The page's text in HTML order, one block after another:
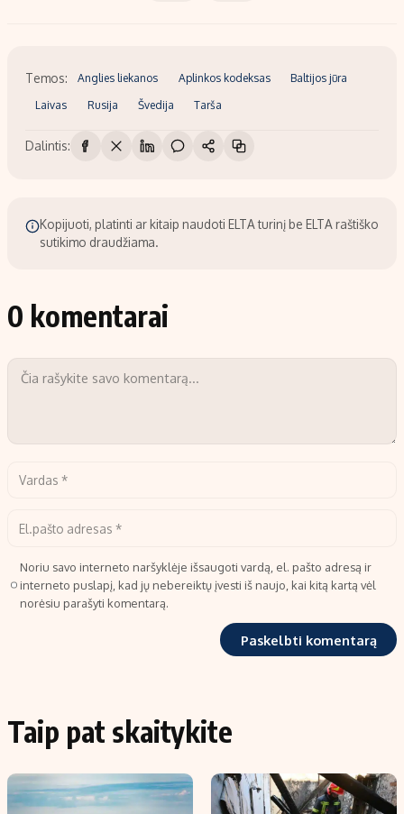
Temos: Anglies liekanos Aplinkos kodeksas Baltijos jūra
Laivas Rusija Švedija Tarša
Dalintis:
Kopijuoti, platinti ar kitaip naudoti ELTA turinį be ELTA raštiško
sutikimo draudžiama.
0 komentarai
Noriu savo interneto naršyklėje išsaugoti vardą, el. pašto adresą ir
interneto puslapį, kad jų nebereiktų įvesti iš naujo, kai kitą kartą vėl
norėsiu parašyti komentarą.
Taip pat skaitykite